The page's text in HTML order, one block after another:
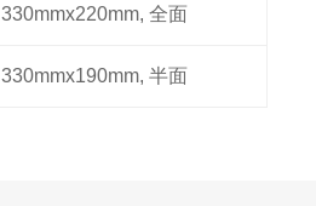
330mmx220mm, 全面
330mmx190mm, 半面